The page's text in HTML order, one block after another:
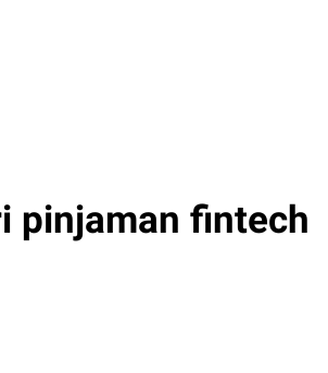
pinjaman fintech